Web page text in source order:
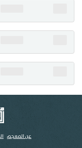
عن المعجم